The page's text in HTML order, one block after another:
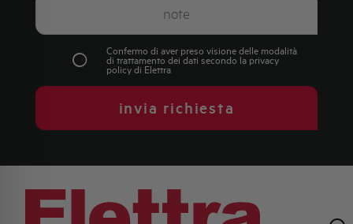
Confermo di aver preso visione delle modalità
di trattamento dei dati secondo la privacy
policydi Elettra
invia richiesta